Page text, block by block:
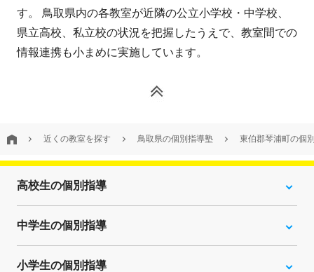
す。 鳥取県内の各教室が近隣の公立小学校・中学校、
県立高校、私立校の状況を把握したうえで、教室間での
情報連携も小まめに実施しています。
近くの教室を探す 鳥取県の個別指導塾 東伯郡琴浦町の個
高校生の個別指導
中学生の個別指導
小学生の個別指導